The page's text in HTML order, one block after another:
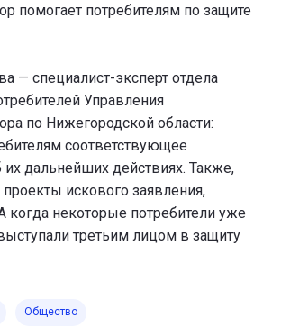
помогает потребителям по защите
— специалист-эксперт отдела
Управления
по Нижегородской области:
соответствующее
их дальнейших действиях. Также,
проекты искового заявления,
когда некоторые потребители уже
третьим лицом в защиту
Общество